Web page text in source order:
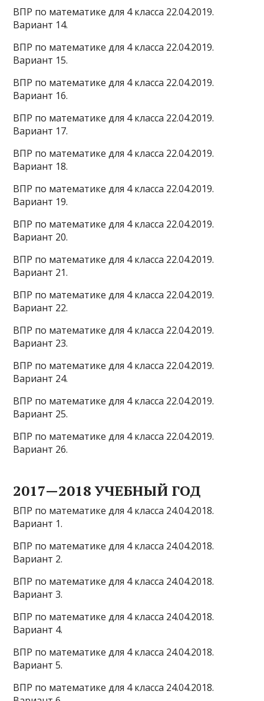
ВПР по математике для 4 класса 22.04.2019.
Вариант 14.
ВПР по математике для 4 класса 22.04.2019.
Вариант 15.
ВПР по математике для 4 класса 22.04.2019.
Вариант 16.
ВПР по математике для 4 класса 22.04.2019.
Вариант 17.
ВПР по математике для 4 класса 22.04.2019.
Вариант 18.
ВПР по математике для 4 класса 22.04.2019.
Вариант 19.
ВПР по математике для 4 класса 22.04.2019.
Вариант 20.
ВПР по математике для 4 класса 22.04.2019.
Вариант 21.
ВПР по математике для 4 класса 22.04.2019.
Вариант 22.
ВПР по математике для 4 класса 22.04.2019.
Вариант 23.
ВПР по математике для 4 класса 22.04.2019.
Вариант 24.
ВПР по математике для 4 класса 22.04.2019.
Вариант 25.
ВПР по математике для 4 класса 22.04.2019.
Вариант 26.
2017—2018 УЧЕБНЫЙ ГОД
ВПР по математике для 4 класса 24.04.2018.
Вариант 1.
ВПР по математике для 4 класса 24.04.2018.
Вариант 2.
ВПР по математике для 4 класса 24.04.2018.
Вариант 3.
ВПР по математике для 4 класса 24.04.2018.
Вариант 4.
ВПР по математике для 4 класса 24.04.2018.
Вариант 5.
ВПР по математике для 4 класса 24.04.2018.